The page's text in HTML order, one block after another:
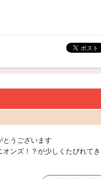
とうございます
ンズ！？が少しくたびれてき